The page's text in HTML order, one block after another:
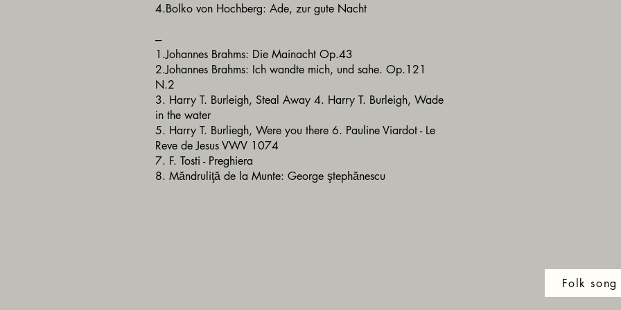
4.Bolko von Hochberg: Ade, zur gute Nacht
---
1.Johannes Brahms: Die Mainacht Op.43
2.Johannes Brahms: Ich wandte mich, und sahe. Op.121
N.2
3. Harry T. Burleigh, Steal Away 4. Harry T. Burleigh, Wade
in the water
5. Harry T. Burliegh, Were you there 6. Pauline Viardot - Le
Reve de Jesus VWV 1074
7. F. Tosti - Preghiera
8. Măndruliţă de la Munte: George ştephănescu
Folk song